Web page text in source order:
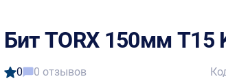
Бит TORX 150мм T15
0 0 отзывов